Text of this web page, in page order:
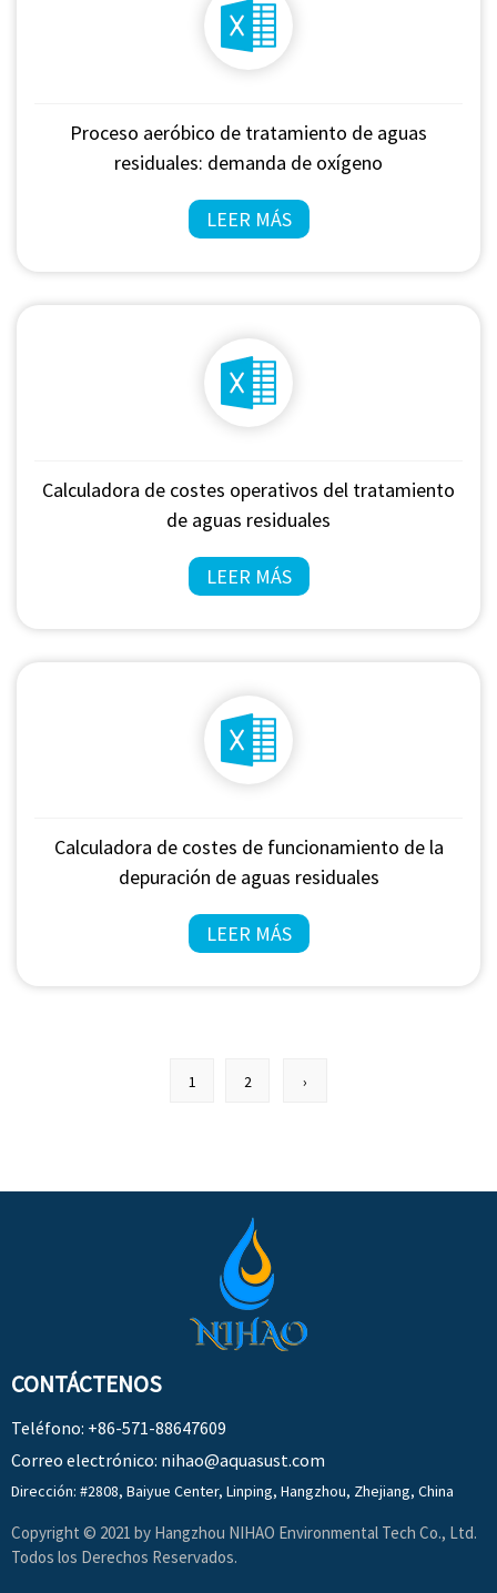
Proceso aeróbico de tratamiento de aguas
residuales: demanda de oxígeno
LEER MÁS
Calculadora de costes operativos del tratamiento
de aguas residuales
LEER MÁS
Calculadora de costes de funcionamiento de la
depuración de aguas residuales
LEER MÁS
1 2 ›
CONTÁCTENOS
Teléfono: +86-571-88647609
Correo electrónico: nihao@aquasust.com
Dirección: #2808, Baiyue Center, Linping, Hangzhou, Zhejiang, China
Copyright © 2021 by Hangzhou NIHAO Environmental Tech Co., Ltd.
Todos los Derechos Reservados.